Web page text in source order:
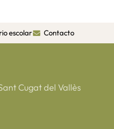
escolar Contacto
Cugat del Vallès